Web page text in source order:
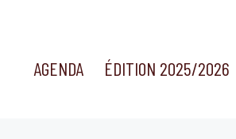
AGENDA ÉDITION 2025/2026